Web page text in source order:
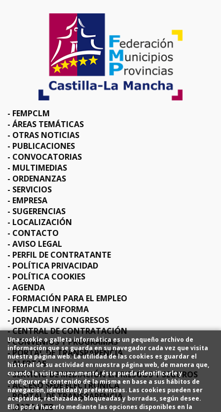
FEMPCLM
ÁREAS TEMÁTICAS
OTRAS NOTICIAS
PUBLICACIONES
CONVOCATORIAS
MULTIMEDIAS
ORDENANZAS
SERVICIOS
EMPRESA
SUGERENCIAS
LOCALIZACIÓN
CONTACTO
AVISO LEGAL
PERFIL DE CONTRATANTE
POLÍTICA PRIVACIDAD
POLÍTICA COOKIES
AGENDA
FORMACIÓN PARA EL EMPLEO
FEMPCLM INFORMA
JORNADAS / CONGRESOS
CENTRAL DE CONTRATACIÓN
CONVENIOS Y PROGRAMAS
PORTAL DE TRANSPARENCIA
ALERTAS
SERVICIO DE MEDIACIÓN EN RIESGOS Y SEGUROS
ACCESO SEDE ELECTRÓNICA
PORTAL DE TRANSPARENCIA
MAPA WEB
Una cookie o galleta informática es un pequeño archivo de
información que se guarda en su navegador cada vez que visita
nuestra página web. La utilidad de las cookies es guardar el
historial de su actividad en nuestra página web, de manera que,
cuando la visite nuevamente, ésta pueda identificarle y
configurar el contenido de la misma en base a sus hábitos de
navegación, identidad y preferencias. Las cookies pueden ser
aceptadas, rechazadas, bloqueadas y borradas, según desee.
Ello podrá hacerlo mediante las opciones disponibles en la